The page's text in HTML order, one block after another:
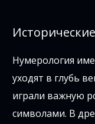
Нумерология
уходят в глубь
играли важную
символами. В